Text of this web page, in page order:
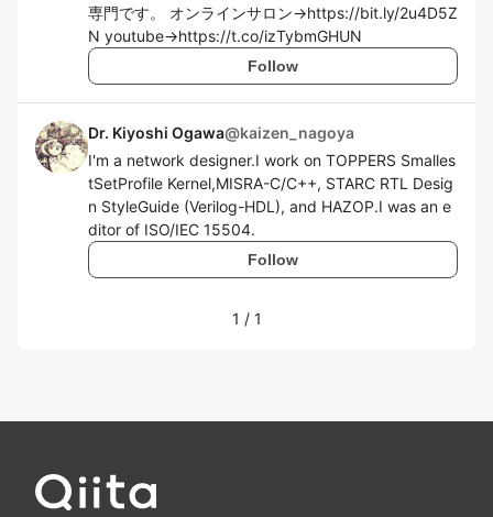
専門です。 オンラインサロン→https://bit.ly/2u4D5Z
N youtube→https://t.co/izTybmGHUN
Follow
Dr. Kiyoshi Ogawa@kaizen_nagoya
I'm a network designer.I work on TOPPERS Smalles
tSetProfile Kernel,MISRA-C/C++, STARC RTL Desig
n StyleGuide (Verilog-HDL), and HAZOP.I was an e
ditor of ISO/IEC 15504.
Follow
1 / 1